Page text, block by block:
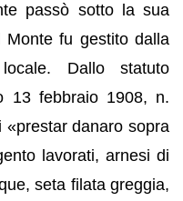
passò sotto la sua
Monte fu gestito dalla
Dallo statuto
13 febbraio 1908, n.
danaro sopra
lavorati, arnesi di
seta filata greggia,